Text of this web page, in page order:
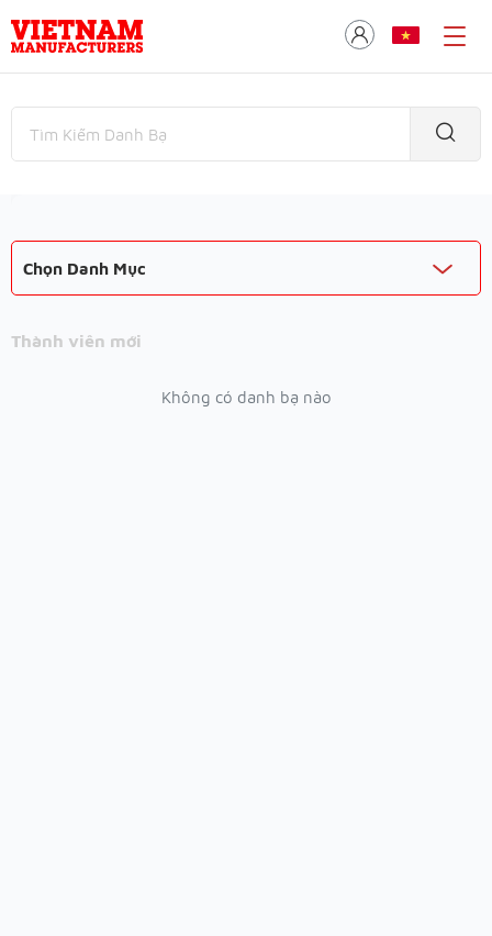
Chọn Danh Mục
Thành viên mới
Không có danh bạ nào